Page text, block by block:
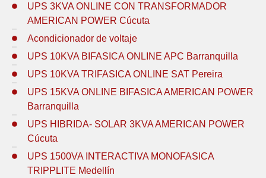
UPS 3KVA ONLINE CON TRANSFORMADOR
AMERICAN POWER Cúcuta
Acondicionador de voltaje
UPS 10KVA BIFASICA ONLINE APC Barranquilla
UPS 10KVA TRIFASICA ONLINE SAT Pereira
UPS 15KVA ONLINE BIFASICA AMERICAN POWER
Barranquilla
UPS HIBRIDA- SOLAR 3KVA AMERICAN POWER
Cúcuta
UPS 1500VA INTERACTIVA MONOFASICA
TRIPPLITE Medellín